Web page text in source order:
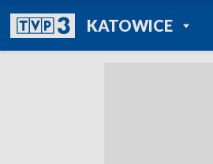
KATOWICEPOWRÓT DO
TVP REGIONY